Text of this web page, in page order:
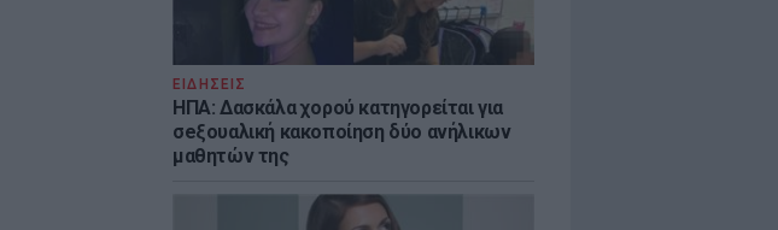
ΕΙΔΗΣΕΙΣ
ΗΠΑ: Δασκάλα χορού κατηγορείται για
σeξουαλική κακοποίηση δύο ανήλικων
μαθητών της